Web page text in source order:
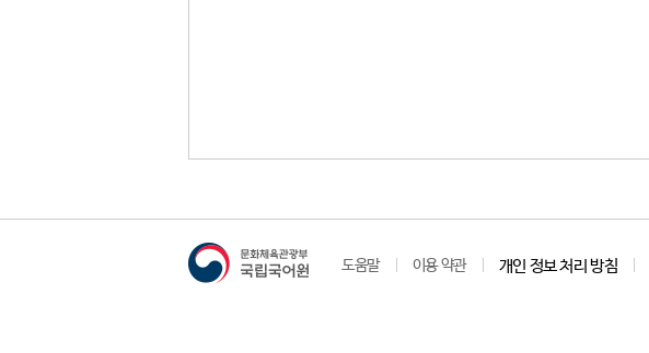
도움말 이용 약관 개인 정보 처리 방침